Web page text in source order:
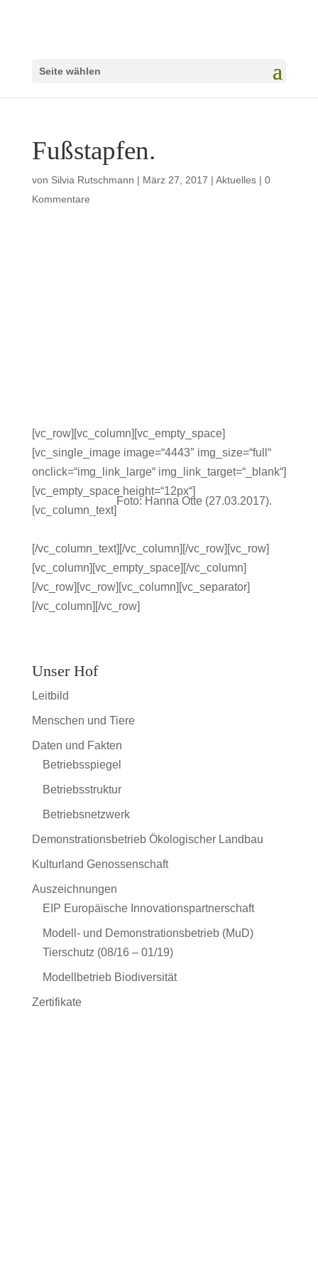
Seite wählen
Fußstapfen.
von Silvia Rutschmann | März 27, 2017 | Aktuelles| 0
Kommentare
[vc_row][vc_column][vc_empty_space]
[vc_single_image image=“4443″ img_size=“full“
onclick=“img_link_large“ img_link_target=“_blank“]
[vc_empty_space height=“12px“]
[vc_column_text]
Foto: Hanna Otte (27.03.2017).
hkhlkhhhhhhhhhlkhklhklhlkhl
[/vc_column_text][/vc_column][/vc_row][vc_row]
[vc_column][vc_empty_space][/vc_column]
[/vc_row][vc_row][vc_column][vc_separator]
[/vc_column][/vc_row]
Unser Hof
Leitbild
Menschen und Tiere
Daten und Fakten
Betriebsspiegel
Betriebsstruktur
Betriebsnetzwerk
Demonstrationsbetrieb Ökologischer Landbau
Kulturland Genossenschaft
Auszeichnungen
EIP Europäische Innovationspartnerschaft
Modell- und Demonstrationsbetrieb (MuD)
Tierschutz (08/16 – 01/19)
Modellbetrieb Biodiversität
Zertifikate